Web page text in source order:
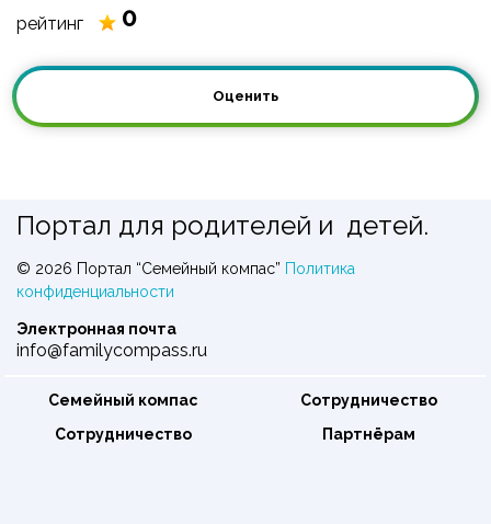
хорьками, сахарными поссумами, белоухими
агамой, игуаной, молочной змеей и императорским
удавом,карпами кои, увидеть палочников и
рейтинг 0
Оценить
© 2026 Портал “Семейный компас” Политика
конфиденциальности
Электронная почта
info@familycompass.ru
Портал для родителей и детей.
Семейный компас
Сотрудничество
Сотрудничество
Партнёрам